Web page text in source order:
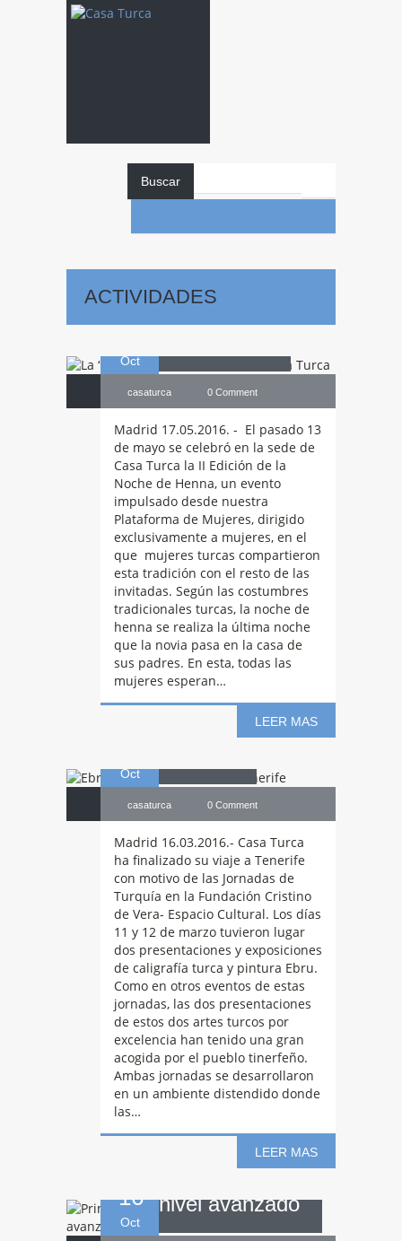
Buscar
ACTIVIDADES
Oct
casaturca 0 Comment
Madrid 17.05.2016. - El pasado 13
de mayo se celebró en la sede de
Casa Turca la II Edición de la
Noche de Henna, un evento
impulsado desde nuestra
Plataforma de Mujeres, dirigido
exclusivamente a mujeres, en el
que mujeres turcas compartieron
esta tradición con el resto de las
invitadas. Según las costumbres
tradicionales turcas, la noche de
henna se realiza la última noche
que la novia pasa en la casa de
sus padres. En esta, todas las
mujeres esperan…
LEER MAS
Oct
Ebru y
caligrafía turca en
casaturca 0 Comment
Madrid 16.03.2016.- Casa Turca
ha finalizado su viaje a Tenerife
con motivo de las Jornadas de
Turquía en la Fundación Cristino
de Vera- Espacio Cultural. Los días
11 y 12 de marzo tuvieron lugar
dos presentaciones y exposiciones
de caligrafía turca y pintura Ebru.
Como en otros eventos de estas
jornadas, las dos presentaciones
de estos dos artes turcos por
excelencia han tenido una gran
acogida por el pueblo tinerfeño.
Ambas jornadas se desarrollaron
en un ambiente distendido donde
las…
LEER MAS
16
Oct
Primertaller de
cocina turca de
nivel avanzado